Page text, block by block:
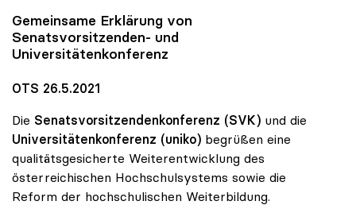
Gemeinsame Erklärung von
Senatsvorsitzenden- und
Universitätenkonferenz
OTS 26.5.2021
Die Senatsvorsitzendenkonferenz (SVK) und die
Universitätenkonferenz (uniko) begrüßen eine
qualitätsgesicherte Weiterentwicklung des
österreichischen Hochschulsystems sowie die
Reform der hochschulischen Weiterbildung.